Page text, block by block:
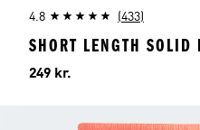
4.8 (433)
SHORT LENGTH SOLID
Pris
249 kr.